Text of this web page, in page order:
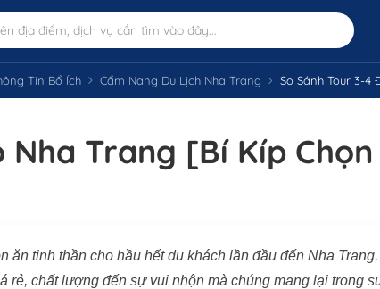
Tin Bổ Ích Cẩm Nang Du Lịch Nha Trang So Sánh Tour 3-4
Trang [Bí Kíp Chọn
ăn tinh thần cho hầu hết du khách lần đầu đến Nha Trang.
rẻ, chất lượng đến sự vui nhộn mà chúng mang lại trong